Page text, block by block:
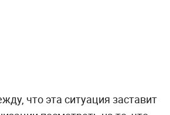
что эта ситуация заставит